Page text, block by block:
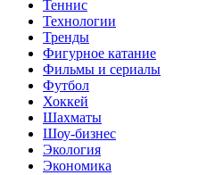
Теннис
Технологии
Тренды
Фигурное катание
Фильмы и сериалы
Футбол
Хоккей
Шахматы
Шоу-бизнес
Экология
Экономика